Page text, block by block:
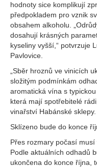
hodnoty sice komplikují
předpokladem pro vznik
obsahem alkoholu.
dosahují krásných
kyseliny vyšší,“ potvrzuje
Pavlovice.
„Sběr hroznů ve vinicích
složitým podmínkám
aromatická vína s
která mají spotřebitelé
vinařství Habánské sklepy.
Sklízeno bude do konce
Přes rozmary počasí
Podle aktuálních odhadů
ukončena do konce října,